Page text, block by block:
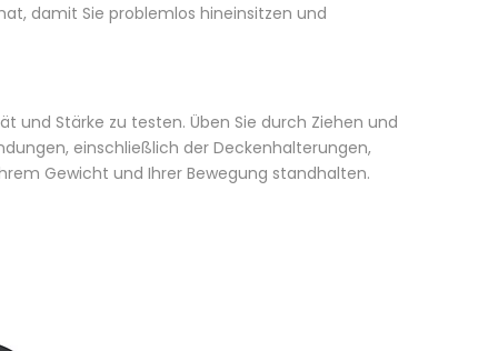
damit Sie problemlos hineinsitzen und
und Stärke zu testen. Üben Sie durch Ziehen und
einschließlich der Deckenhalterungen,
Gewicht und Ihrer Bewegung standhalten.